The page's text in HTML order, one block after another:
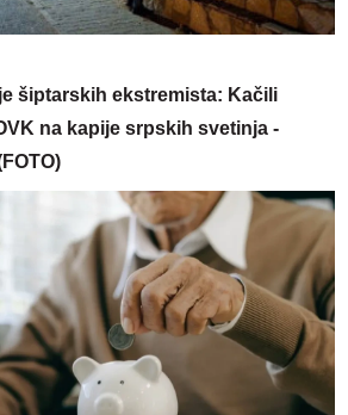
šiptarskih ekstremista: Kačili
na kapije srpskih svetinja -